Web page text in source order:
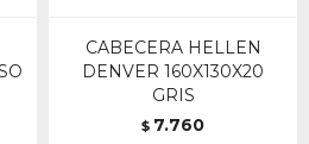
CABECERA HELLEN
DENVER 160X130X20
GRIS
$ 7.760